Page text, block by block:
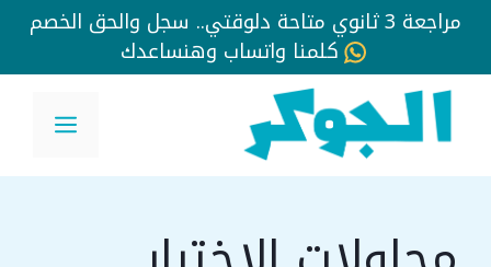
مراجعة 3 ثانوي متاحة دلوقتي.. سجل والحق الخصم
كلمنا واتساب وهنساعدك
انتقل
المحتوى